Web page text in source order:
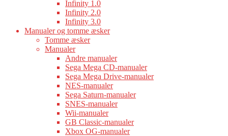
Infinity 1.0
Infinity 2.0
Infinity 3.0
Manualer og tomme æsker
Tomme æsker
Manualer
Andre manualer
Sega Mega CD-manualer
Sega Mega Drive-manualer
NES-manualer
Sega Saturn-manualer
SNES-manualer
Wii-manualer
GB Classic-manualer
Xbox OG-manualer